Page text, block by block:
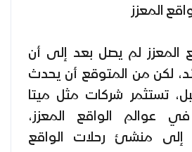
المعزز لم يصل بعد إلى أن
لكن من المتوقع أن يحدث
تستثمر شركات مثل ميتا
عوالم الواقع المعزز،
إلى منشئ رحلات الواقع